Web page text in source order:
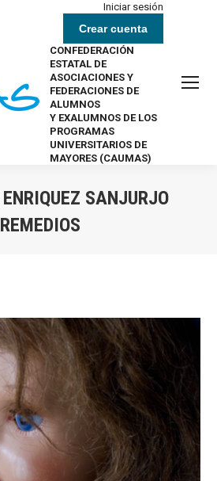
Iniciar sesión
Crear cuenta
CONFEDERACIÓN
ESTATAL DE
ASOCIACIONES Y
FEDERACIONES DE
ALUMNOS
Y EXALUMNOS DE LOS
PROGRAMAS
UNIVERSITARIOS DE
MAYORES (CAUMAS)
ENRIQUEZ SANJURJO
REMEDIOS